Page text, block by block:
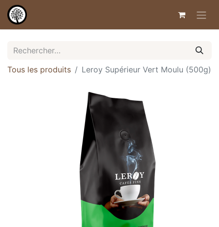
Tous les produits Leroy Supérieur Vert Moulu (500g)